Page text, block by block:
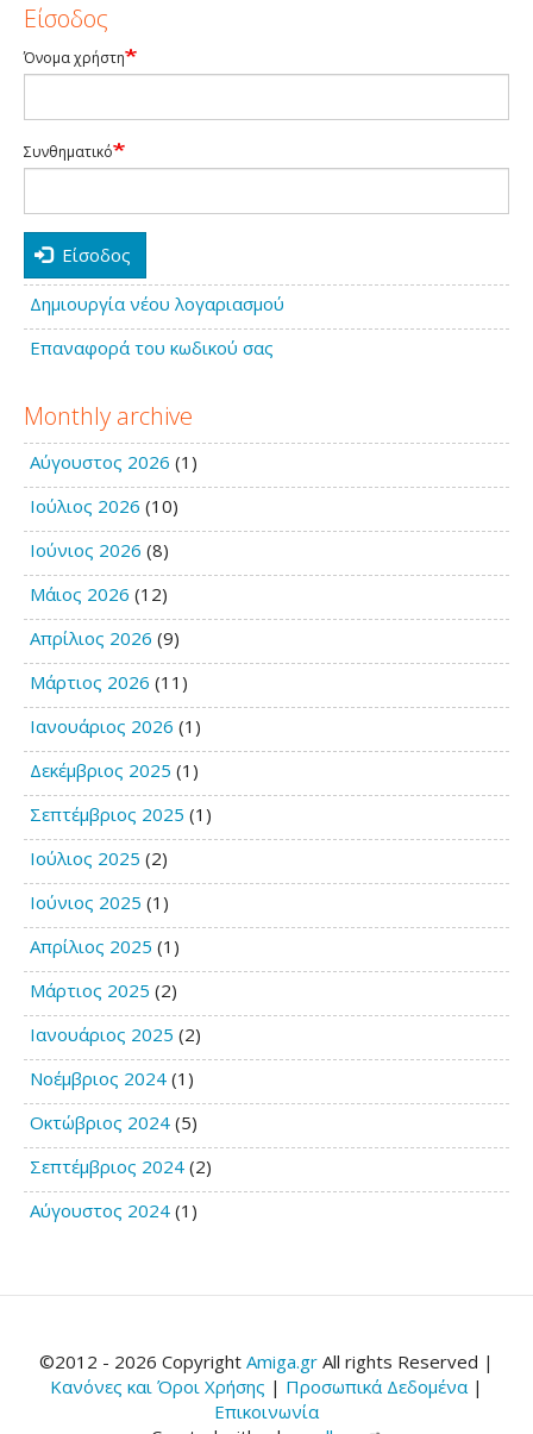
Είσοδος
Όνομα χρήστη
Συνθηματικό
Είσοδος
Δημιουργία νέου λογαριασμού
Επαναφορά του κωδικού σας
Monthly archive
Αύγουστος 2026 (1)
Ιούλιος 2026 (10)
Ιούνιος 2026 (8)
Μάιος 2026 (12)
Απρίλιος 2026 (9)
Μάρτιος 2026 (11)
Ιανουάριος 2026 (1)
Δεκέμβριος 2025 (1)
Σεπτέμβριος 2025 (1)
Ιούλιος 2025 (2)
Ιούνιος 2025 (1)
Απρίλιος 2025 (1)
Μάρτιος 2025 (2)
Ιανουάριος 2025 (2)
Νοέμβριος 2024 (1)
Οκτώβριος 2024 (5)
Σεπτέμβριος 2024 (2)
Αύγουστος 2024 (1)
©2012 - 2026 Copyright Amiga.gr All rights Reserved |
Κανόνες και Όροι Χρήσης | Προσωπικά Δεδομένα|
Επικοινωνία